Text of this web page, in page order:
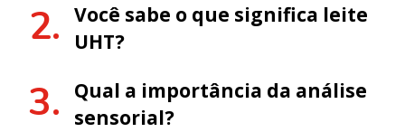
Você sabe o que significa leite
UHT?
Qual a importância da análise
sensorial?